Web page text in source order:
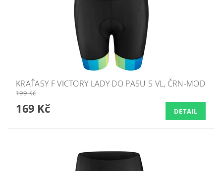
KRAŤASY F VICTORY LADY DO PASU S VL, ČRN-MOD
199 Kč
169 Kč DETAIL